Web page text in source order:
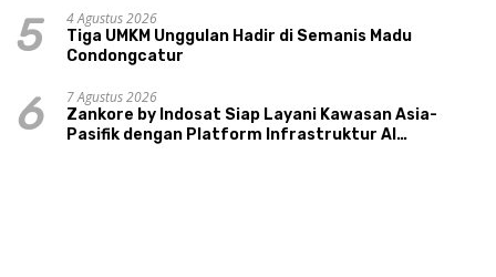
5
4 Agustus 2026
Tiga UMKM Unggulan Hadir di Semanis Madu
Condongcatur
6
7 Agustus 2026
Zankore by Indosat Siap Layani Kawasan Asia-
Pasifik dengan Platform Infrastruktur AI